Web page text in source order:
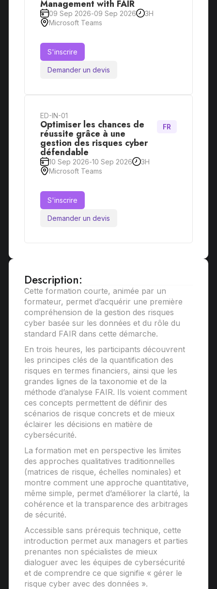
Management with FAIR
09 Sep 2026-09 Sep 2026
3H
Microsoft Teams
S'inscrire
Demander un devis
ED-IN-01
Optimiser les chances de
réussite grâce à une
gestion des risques cyber
défendable
FR
10 Sep 2026-10 Sep 2026
3H
Microsoft Teams
S'inscrire
Demander un devis
Description:
Cette formation courte, animée par un
formateur, permet d’acquérir une première
compréhension de la gestion des risques
cyber basée sur les données et du rôle du
standard FAIR dans cette démarche.
En trois heures, les participants découvrent
les principes clés de la quantification des
risques en termes financiers, ainsi que les
grandes lignes de la taxonomie et de la
méthode d’analyse FAIR. Ils voient comment
ces concepts permettent de définir des
scénarios de risque concrets et de mieux
éclairer les décisions en matière de
cybersécurité.
La formation met en perspective les limites
des approches qualitatives traditionnelles
(matrices de risque, échelles nominales) et
montre comment une approche quantitative,
même simple, permet d’améliorer la clarté, la
cohérence et la transparence des arbitrages
de sécurité.
Accessible sans prérequis technique, cette
introduction permet aux managers et parties
prenantes non spécialistes de mieux
dialoguer avec les équipes de cybersécurité
et de comprendre ce que signifie « gérer le
risque cyber avec des données ».